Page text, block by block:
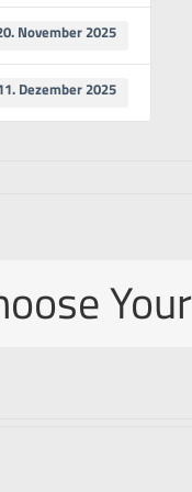
November 2025
Dezember 2025